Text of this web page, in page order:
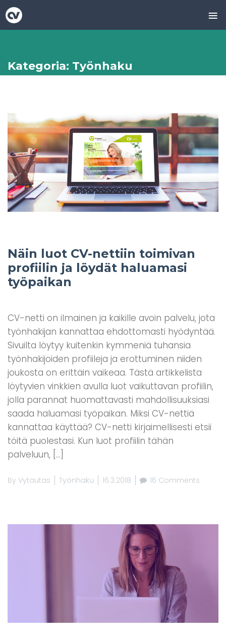
≡
content
Kategoria: Työnhaku
Näin luot CV-nettiin toimivan
profiilin ja löydät haluamasi
työpaikan
CV-netti on ilmainen ja kaikille avoin palvelu, jota
työnhakijan kannattaa ehdottomasti hyödyntää.
Sivuilta löytyy kuitenkin kymmeniä tuhansia
työnhakijoiden profiileja ja erottuminen niiden
joukosta on erittäin vaikeaa. Tästä artikkelista
löytyvien vinkkien avulla luot vaikuttavan profiilin,
jolla parannat huomattavasti mahdollisuuksiasi
saada haluamasi työpaikan. Miksi CV-nettiä
kannattaa käyttää? CV-netti kirjaimellisesti etsii
töitä puolestasi. Kun luot profiilin tähän
palveluun, […]
By Vytautas Työnhaku 16.3.2018 16 Comments